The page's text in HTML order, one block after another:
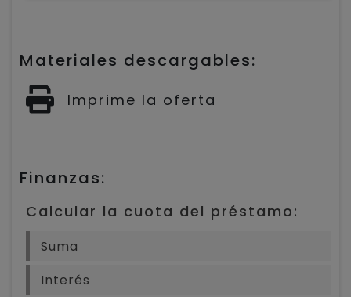
Materiales descargables:
Imprime la oferta
Finanzas:
Calcular la cuota del préstamo: